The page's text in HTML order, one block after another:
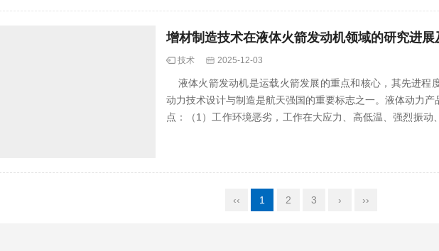
增材制造技术在液体火箭发动机领域的研究进展
技术 2025-12-03
液体火箭发动机是运载火箭发展的重点和核心，其先进程
动力技术设计与制造是航天强国的重要标志之一。液体动力
点：（1）工作环境恶劣，工作在大应力、高低温、强烈振动
‹‹ 1 2 3 › ››